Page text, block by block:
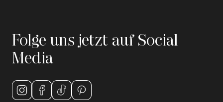
Folge uns jetzt auf Social
Media